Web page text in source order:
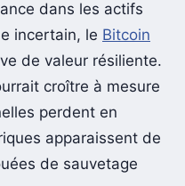
dans les actifs
incertain, le Bitcoin
de valeur résiliente.
croître à mesure
perdent en
apparaissent de
de sauvetage